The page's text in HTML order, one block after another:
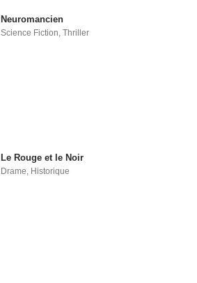
Neuromancien
Science Fiction,Thriller
Le Rouge et le Noir
Drame, Historique